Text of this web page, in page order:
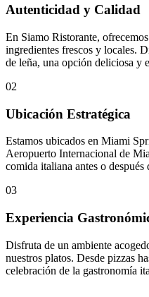
Autenticidad y Calidad
En Siamo Ristorante,
ingredientes frescos y locales.
de leña, una opción deliciosa y
02
Ubicación Estratégica
Estamos ubicados en Miami
Aeropuerto Internacional de
comida italiana antes o después
03
Experiencia
Disfruta de un ambiente
nuestros platos. Desde pizzas
celebración de la gastronomía